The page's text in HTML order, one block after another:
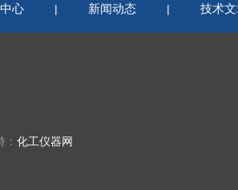
心 | 新闻动态 | 技术
化工仪器网